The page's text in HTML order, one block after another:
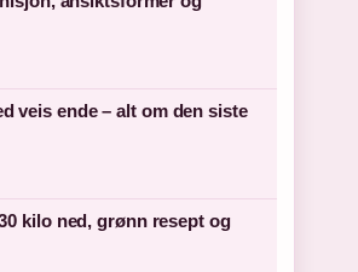
veis ende – alt om den siste
kilo ned, grønn resept og